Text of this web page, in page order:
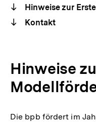
Hinweise zur
Kontakt
Hinweise
Die bpb fördert im